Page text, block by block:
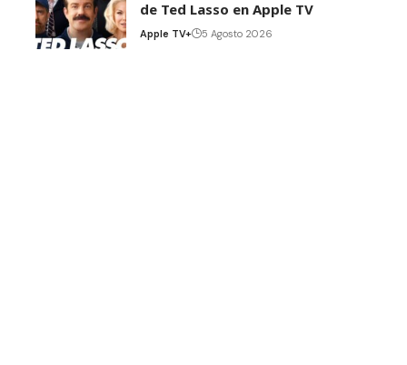
de Ted Lasso en Apple TV
Apple TV+ 5 Agosto 2026